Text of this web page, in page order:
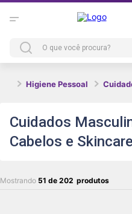
Higiene Pessoal
Cuidados
Cabelos e Skincare
Mostrando 51 de 202